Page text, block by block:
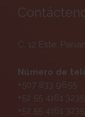
C. 12 Este,
Número de
+507 833 9655
+52 55 4161 3235
+52 55 4161 3235